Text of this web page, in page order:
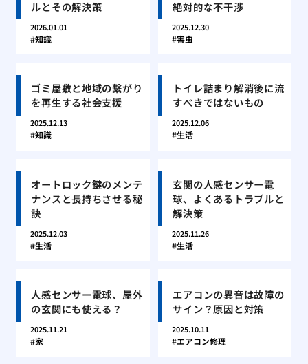
ルとその解決策
2026.01.01
知識
絶対的な不干渉
2025.12.30
害虫
ゴミ屋敷と地域の繋がり
を再生する社会支援
2025.12.13
知識
トイレ詰まり解消後に流
すべきではないもの
2025.12.06
生活
オートロック鍵のメンテ
ナンスと長持ちさせる秘
訣
2025.12.03
生活
玄関の人感センサー電
球、よくあるトラブルと
解決策
2025.11.26
生活
人感センサー電球、屋外
の玄関にも使える？
2025.11.21
家
エアコンの異音は故障の
サイン？原因と対策
2025.10.11
エアコン修理